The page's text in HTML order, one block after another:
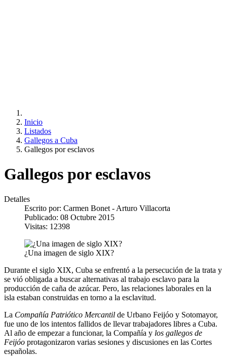
Inicio
Listados
Gallegos a Cuba
Gallegos por esclavos
Gallegos por esclavos
Detalles
Escrito por: Carmen Bonet - Arturo Villacorta
Publicado: 08 Octubre 2015
Visitas: 12398
¿Una imagen de siglo XIX?
Durante el siglo XIX, Cuba se enfrentó a la persecución de la trata y
se vió obligada a buscar alternativas al trabajo esclavo para la
producción de caña de azúcar. Pero, las relaciones laborales en la
isla estaban construidas en torno a la esclavitud.
La Compañía Patriótico Mercantil de Urbano Feijóo y Sotomayor,
fue uno de los intentos fallidos de llevar trabajadores libres a Cuba.
Al año de empezar a funcionar, la Compañía y los gallegos de
Feijóo protagonizaron varias sesiones y discusiones en las Cortes
españolas.